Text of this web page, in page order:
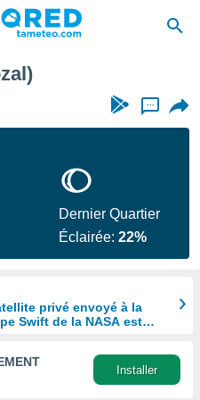
...
Dernier Quartier
Éclairée:22%
privé envoyé à la
Swift de la NASA est
Installer